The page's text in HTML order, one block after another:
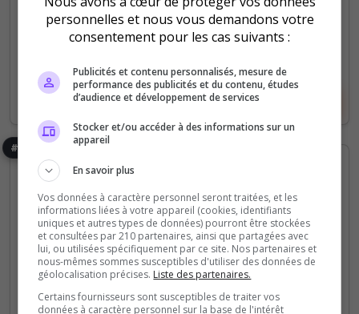
(0)
Voir le serveur Voter
#8
[FR] Nouvelle Terre
🌱 Rejoignez Nouvelle Terre, un serveur Eco FR où
personnelles et nous vous demandons votre
consentement pour les cas suivants :
Publicités et contenu personnalisés, mesure de
performance des publicités et du contenu, études
d’audience et développement de services
Stocker et/ou accéder à des informations sur un
appareil
En savoir plus
Vos données à caractère personnel seront traitées, et les
informations liées à votre appareil (cookies, identifiants
uniques et autres types de données) pourront être stockées
et consultées par 210 partenaires, ainsi que partagées avec
lui, ou utilisées spécifiquement par ce site. Nos partenaires et
nous-mêmes sommes susceptibles d'utiliser des données de
géolocalisation précises. Liste des partenaires.
Certains fournisseurs sont susceptibles de traiter vos
données à caractère personnel sur la base de l'intérêt